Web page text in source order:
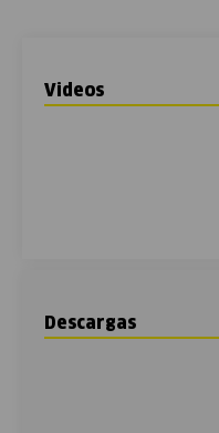
Videos
Descargas